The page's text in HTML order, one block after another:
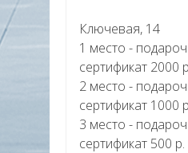
Ключевая, 14
1 место -
сертификат 2000
2 место -
сертификат 1000 р
3 место -
сертификат 500 р.